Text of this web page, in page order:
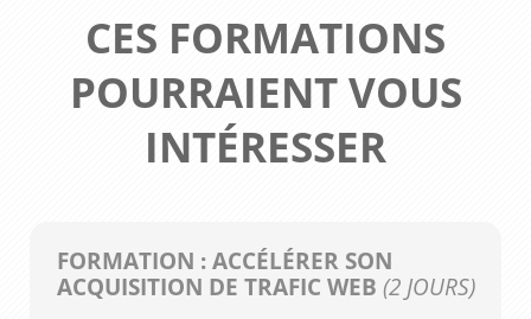
CES FORMATIONS
POURRAIENT VOUS
INTÉRESSER
FORMATION : ACCÉLÉRER SON
ACQUISITION DE TRAFIC WEB (2 JOURS)